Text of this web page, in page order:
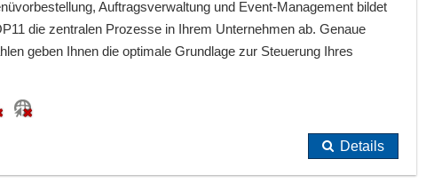
Auftragsverwaltung und Event-Management bildet
die zentralen Prozesse in Ihrem Unternehmen ab. Genaue
geben Ihnen die optimale Grundlage zur Steuerung Ihres
Details